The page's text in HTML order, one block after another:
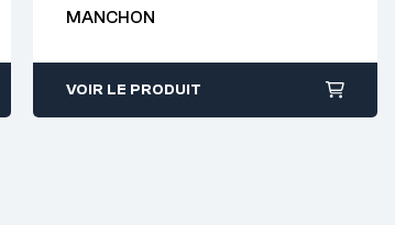
MANCHON
Demande de devis : 01 64 88 93
VOIR LE PRODUIT